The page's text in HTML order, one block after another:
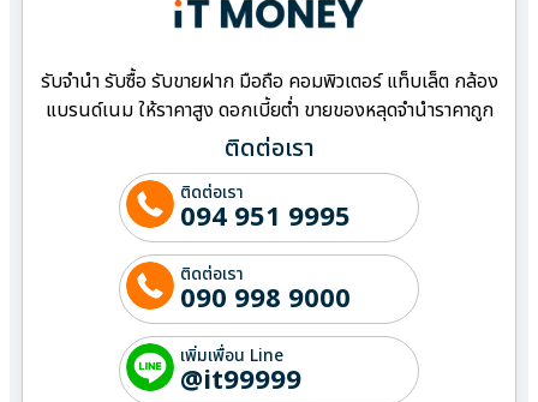
รับจำนำ รับซื้อ รับขายฝาก มือถือ คอมพิวเตอร์ แท็บเล็ต กล้อง
แบรนด์เนม ให้ราคาสูง ดอกเบี้ยต่ำ ขายของหลุดจำนำราคาถูก
ติดต่อเรา
ติดต่อเรา
094 951 9995
ติดต่อเรา
090 998 9000
เพิ่มเพื่อน Line
@it99999